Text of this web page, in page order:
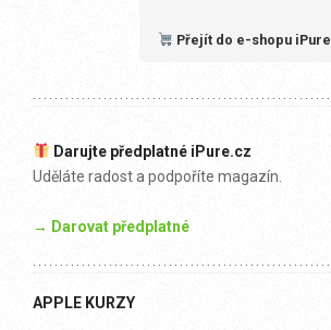
Přejít do e-shopu iPure
Darujte předplatné iPure.cz
Uděláte radost a podpoříte magazín.
→ Darovat předplatné
APPLE KURZY